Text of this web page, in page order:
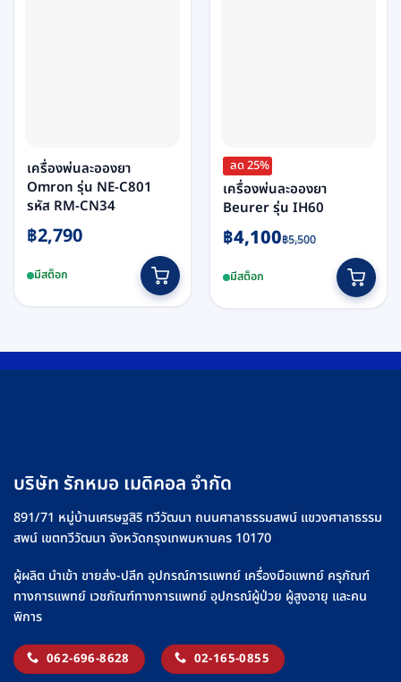
เครื่องพ่นละอองยา
Omron รุ่น NE-C801
รหัส RM-CN34
฿2,790
มีสต็อก
ลด 25%
เครื่องพ่นละอองยา
Beurer รุ่น IH60
฿5,500
Original
was:
฿4,100
Current
is:มีสต็อก
บริษัท รักหมอ เมดิคอล จำกัด
891/71 หมู่บ้านเศรษฐสิริ ทวีวัฒนา ถนนศาลาธรรมสพน์ แขวงศาลาธรรม
สพน์ เขตทวีวัฒนา จังหวัดกรุงเทพมหานคร 10170
ผู้ผลิต นำเข้า ขายส่ง-ปลีก อุปกรณ์การแพทย์ เครื่องมือแพทย์ ครุภัณฑ์
ทางการแพทย์ เวชภัณฑ์ทางการแพทย์ อุปกรณ์ผู้ป่วย ผู้สูงอายุ และคน
พิการ
062-696-8628 02-165-0855